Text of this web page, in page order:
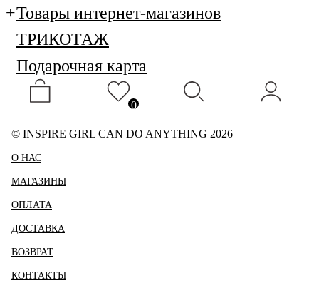
Товары интернет-магазинов
ТРИКОТАЖ
Подарочная карта
0
© INSPIRE GIRL CAN DO ANYTHING 2026
О НАС
МАГАЗИНЫ
ОПЛАТА
ДОСТАВКА
ВОЗВРАТ
КОНТАКТЫ